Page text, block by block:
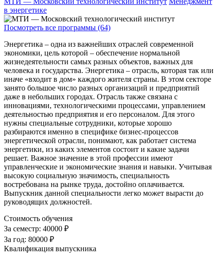
в энергетике
Посмотреть все программы (64)
Энергетика – одна из важнейших отраслей современной
экономики, цель которой – обеспечение нормальной
жизнедеятельности самых разных объектов, важных для
человека и государства. Энергетика – отрасль, которая так или
иначе «входит в дом» каждого жителя страны. В этом секторе
занято большое число разных организаций и предприятий
даже в небольших городах. Отрасль также связана с
инновациями, технологическими процессами, управлением
деятельностью предприятия и его персоналом. Для этого
нужны специальные сотрудники, которые хорошо
разбираются именно в специфике бизнес-процессов
энергетической отрасли, понимают, как работает система
энергетики, из каких элементов состоит и какие задачи
решает. Важное значение в этой профессии имеют
управленческие и экономические знания и навыки. Учитывая
высокую социальную значимость, специальность
востребована на рынке труда, достойно оплачивается.
Выпускник данной специальности легко может вырасти до
руководящих должностей.
Стоимость обучения
За семестр: 40000 ₽
За год: 80000 ₽
Квалификация выпускника